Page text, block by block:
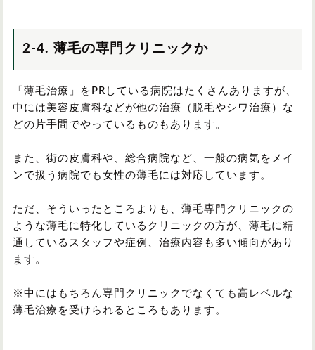
2-4. 薄毛の専門クリニックか
「薄毛治療」をPRしている病院はたくさんありますが、
中には美容皮膚科などが他の治療（脱毛やシワ治療）な
どの片手間でやっているものもあります。
また、街の皮膚科や、総合病院など、一般の病気をメイ
ンで扱う病院でも女性の薄毛には対応しています。
ただ、そういったところよりも、薄毛専門クリニックの
ような薄毛に特化しているクリニックの方が、薄毛に精
通しているスタッフや症例、治療内容も多い傾向があり
ます。
※中にはもちろん専門クリニックでなくても高レベルな
薄毛治療を受けられるところもあります。